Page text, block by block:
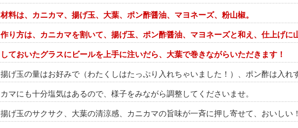
材料は、カニカマ、揚げ玉、大葉、ポン酢醤油、マヨネーズ、粉山椒。
作り方は、カニカマを割いて、揚げ玉、ポン酢醤油、マヨネーズと和え、仕上げに
しておいたグラスにビールを上手に注いだら、大葉で巻きながらいただきます！
揚げ玉の量はお好みで（わたくしはたっぷり入れちゃいました！）、ポン酢は入れ
カマにも十分塩気はあるので、様子をみながら調整してくださいませ。
揚げ玉のサクサク、大葉の清涼感、カニカマの旨味が一斉に押し寄せて、おいしい